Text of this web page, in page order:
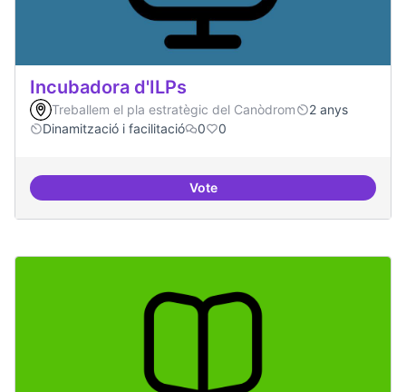
Incubadora d'ILPs
Treballem el pla estratègic del Canòdrom
2 anys
Dinamització i facilitació
0 0
VoteIncubadora d'ILPs